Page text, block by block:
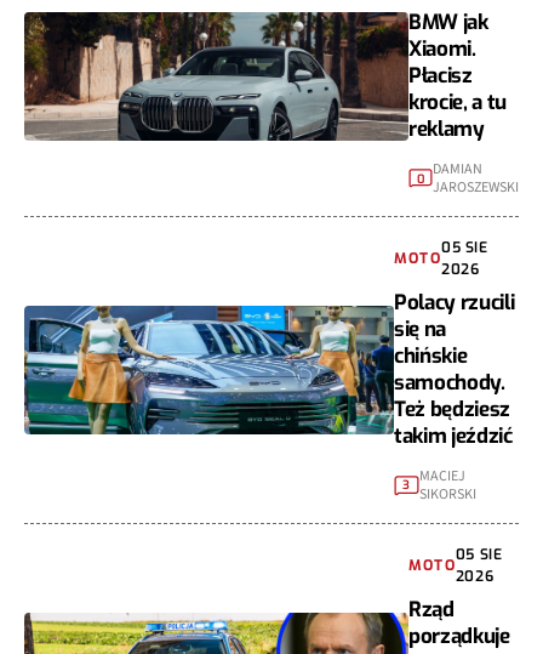
BMW jak
Xiaomi.
Płacisz
krocie, a tu
reklamy
0
DAMIAN
JAROSZEWSKI
MOTO
05 SIE
2026
Polacy rzucili
się na
chińskie
samochody.
Też będziesz
takim jeździć
3
MACIEJ
SIKORSKI
MOTO
05 SIE
2026
Rząd
porządkuje